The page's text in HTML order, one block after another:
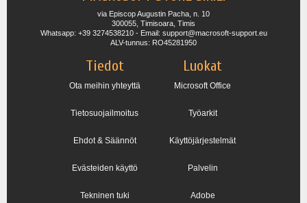
via Episcop Augustin Pacha, n. 10
300055, Timisoara, Timis
Whatsapp: +39 3274538210 - Email: support@macrosoft-support.eu
ALV-tunnus: RO45281950
Tiedot
Ota meihin yhteyttä
Tietosuojailmoitus
Ehdot & Säännöt
Evästeiden käyttö
Tekninen tuki
Luokat
Microsoft Office
Työarkit
Käyttöjärjestelmät
Palvelin
Adobe